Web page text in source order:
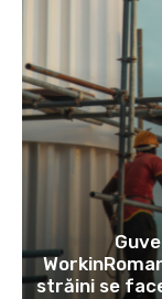
străini se